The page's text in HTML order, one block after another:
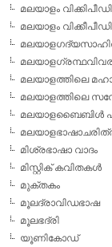
മലയാളം
മലയാളം
മലയാളത്തിലെ
മലയാളത്തിലെ
മലയാളബൈബിള്‍
മിശ്രഭാഷാ വാദം
മിസ്റ്റിക് കവിതകള്‍
മുക്തകം
മൂലദ്രാവിഡഭാഷ
മൂലഭദ്രി
യൂണികോഡ്